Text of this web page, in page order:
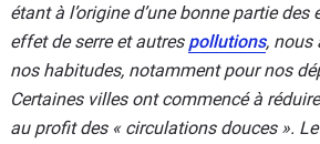
étant à l’origine d’une bonne partie
effet de serre et autres pollutions, nous
nos habitudes, notamment pour nos
Certaines villes ont commencé à
au profit des « circulations douces ».